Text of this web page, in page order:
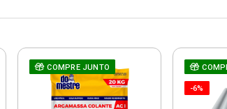
COMPRE JUNTO
-6%